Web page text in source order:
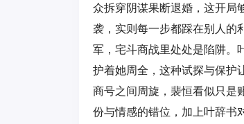
众拆穿阴谋果断退婚，这开局
袭，实则每一步都踩在别人的
军，宅斗商战里处处是陷阱。
护着她周全，这种试探与保护
商号之间周旋，裴恒看似只是
份与情感的错位，加上叶辞书